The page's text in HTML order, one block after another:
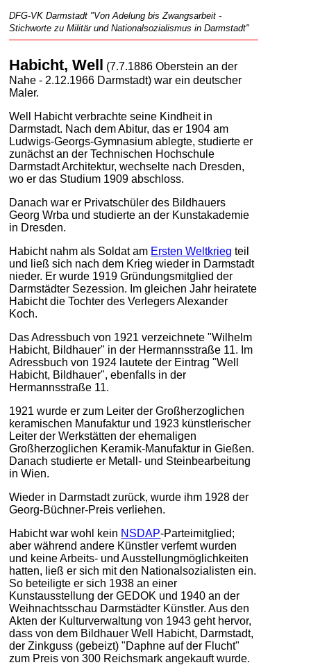
DFG-VK Darmstadt "Von Adelung bis Zwangsarbeit -
Stichworte zu Militär und Nationalsozialismus in Darmstadt"
Habicht, Well (7.7.1886 Oberstein an der
Nahe - 2.12.1966 Darmstadt) war ein deutscher
Maler.
Well Habicht verbrachte seine Kindheit in
Darmstadt. Nach dem Abitur, das er 1904 am
Ludwigs-Georgs-Gymnasium ablegte, studierte er
zunächst an der Technischen Hochschule
Darmstadt Architektur, wechselte nach Dresden,
wo er das Studium 1909 abschloss.
Danach war er Privatschüler des Bildhauers
Georg Wrba und studierte an der Kunstakademie
in Dresden.
Habicht nahm als Soldat am Ersten Weltkrieg teil
und ließ sich nach dem Krieg wieder in Darmstadt
nieder. Er wurde 1919 Gründungsmitglied der
Darmstädter Sezession. Im gleichen Jahr heiratete
Habicht die Tochter des Verlegers Alexander
Koch.
Das Adressbuch von 1921 verzeichnete "Wilhelm
Habicht, Bildhauer" in der Hermannsstraße 11. Im
Adressbuch von 1924 lautete der Eintrag "Well
Habicht, Bildhauer", ebenfalls in der
Hermannsstraße 11.
1921 wurde er zum Leiter der Großherzoglichen
keramischen Manufaktur und 1923 künstlerischer
Leiter der Werkstätten der ehemaligen
Großherzoglichen Keramik-Manufaktur in Gießen.
Danach studierte er Metall- und Steinbearbeitung
in Wien.
Wieder in Darmstadt zurück, wurde ihm 1928 der
Georg-Büchner-Preis verliehen.
Habicht war wohl kein NSDAP-Parteimitglied;
aber während andere Künstler verfemt wurden
und keine Arbeits- und Ausstellungmöglichkeiten
hatten, ließ er sich mit den Nationalsozialisten ein.
So beteiligte er sich 1938 an einer
Kunstausstellung der GEDOK und 1940 an der
Weihnachtsschau Darmstädter Künstler. Aus den
Akten der Kulturverwaltung von 1943 geht hervor,
dass von dem Bildhauer Well Habicht, Darmstadt,
der Zinkguss (gebeizt) "Daphne auf der Flucht"
zum Preis von 300 Reichsmark angekauft wurde.